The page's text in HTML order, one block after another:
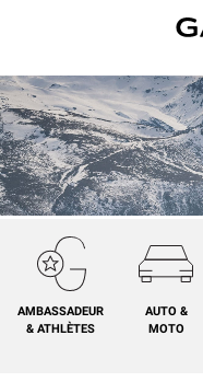
AMBASSADEUR
& ATHLÈTES
AUTO &
MOTO